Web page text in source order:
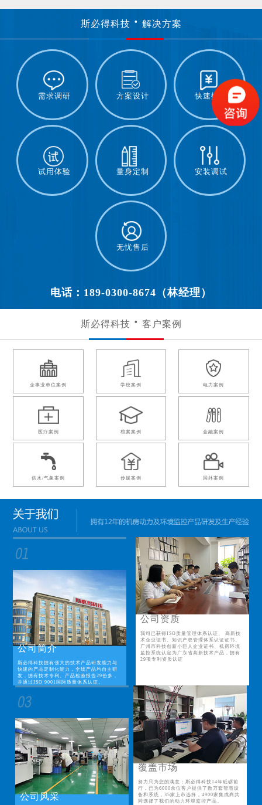
斯必得科技 解决方案
需求调研 方案设计 快速报价
试用体验 量身定制 安装调试
无忧售后
电话：189-0300-8674（林经理）
斯必得科技 客户案例
企事业单位案例 学校案例 电力案例
医疗案例 档案案例 金融案例
供水/气象案例 传媒案例 国外案例
公司简介
斯必得科技拥有强大的技术产品研发能力与
快速的产品定制化能力，全线产品均自主研
发，拥有技术专利、产品检验报告29份多，
并通过ISO 9001国际质量体系认证。
公司资质
我司已获得ISO质量管理体系认证、 高新技
术企业证书、知识产权管理体系认证证书、
广州市科技创新小巨人企业证书、机房环境
监控系统认定为广东省高新技术产品，拥有
29项专利资质认证
公司风采
覆盖市场
努力只为您的满意；斯必得科技14年砥砺前
行，已为6000余位客户提供了数万套智慧设
备和系统，35家上市选择，4900家集成商共
同选择了我们的动力环境监控产品。